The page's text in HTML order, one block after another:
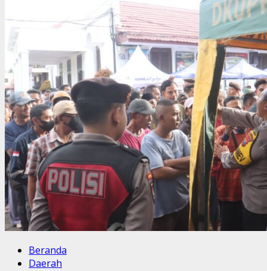
Beranda
Daerah